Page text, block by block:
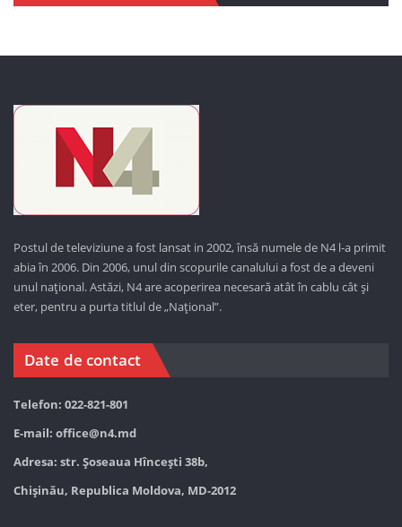
Postul de televiziune a fost lansat in 2002, însă numele de N4 l-a primit
abia în 2006. Din 2006, unul din scopurile canalului a fost de a deveni
unul național. Astăzi, N4 are acoperirea necesară atât în cablu cât și
eter, pentru a purta titlul de „Național”.
Date de contact
Telefon: 022-821-801
E-mail: office@n4.md
Adresa: str. Șoseaua Hînceşti 38b,
Chișinău, Republica Moldova, MD-2012